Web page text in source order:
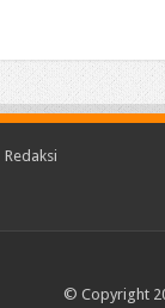
Redaksi
© Copyright